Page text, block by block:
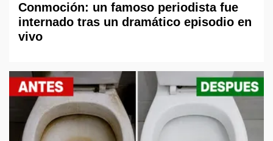
Conmoción: un famoso periodista fue
internado tras un dramático episodio en
vivo